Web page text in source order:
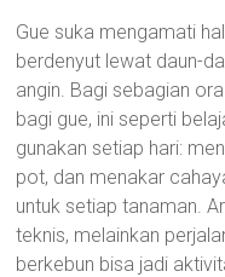
Gue suka mengamati
berdenyut lewat daun-
angin. Bagi sebagian
bagi gue, ini seperti
gunakan setiap hari:
pot, dan menakar
untuk setiap tanaman.
teknis, melainkan
berkebun bisa jadi